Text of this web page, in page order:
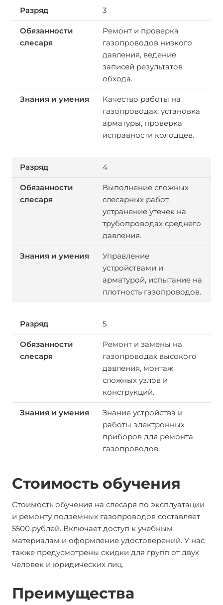
3
Ремонт и проверка
газопроводов низкого
давления, ведение
записей результатов
обхода.
Качество работы на
газопроводах, установка
арматуры, проверка
исправности колодцев.
4
Выполнение сложных
слесарных работ,
устранение утечек на
трубопроводах среднего
давления.
Управление
устройствами и
арматурой, испытание на
плотность газопроводов.
5
Ремонт и замены на
газопроводах высокого
давления, монтаж
сложных узлов и
конструкций.
Знание устройства и
работы электронных
приборов для ремонта
газопроводов.
Стоимость обучения
Стоимость обучения на слесаря по эксплуатации
и ремонту подземных газопроводов составляет
5500 рублей. Включает доступ к учебным
материалам и оформление удостоверений. У нас
также предусмотрены скидки для групп от двух
человек и юридических лиц.
Преимущества